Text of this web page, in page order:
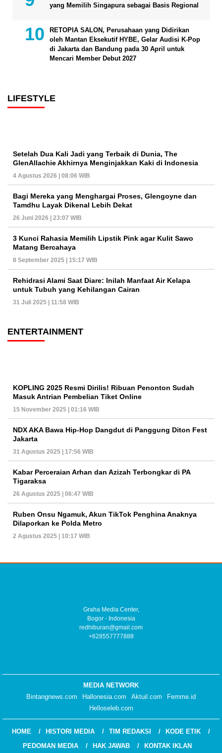
yang Memilih Singapura sebagai Basis Regional
RETOPIA SALON, Perusahaan yang Didirikan
oleh Mantan Eksekutif HYBE, Gelar Audisi K-Pop
di Jakarta dan Bandung pada 30 April untuk
Mencari Member Debut 2027
LIFESTYLE
Setelah Dua Kali Jadi yang Terbaik di Dunia, The
GlenAllachie Akhirnya Menginjakkan Kaki di Indonesia
4 Agustus 2026 | 08:06 WIB
Bagi Mereka yang Menghargai Proses, Glengoyne dan
Tamdhu Layak Dikenal Lebih Dekat
26 Juni 2026 | 23:07 WIB
3 Kunci Rahasia Memilih Lipstik Pink agar Kulit Sawo
Matang Bercahaya
8 September 2025 | 15:17 WIB
Rehidrasi Alami Saat Diare: Inilah Manfaat Air Kelapa
untuk Tubuh yang Kehilangan Cairan
31 Juli 2025 | 11:58 WIB
ENTERTAINMENT
KOPLING 2025 Resmi Dirilis! Ribuan Penonton Sudah
Masuk Antrian Pembelian Tiket Online
15 November 2025 | 01:16 WIB
NDX AKA Bawa Hip-Hop Dangdut di Panggung Diton Fest
Jakarta
31 Agustus 2025 | 17:56 WIB
Kabar Perceraian Arhan dan Azizah Terbongkar di PA
Tigaraksa
26 Agustus 2025 | 06:47 WIB
Ruben Onsu Ngamuk, Akun TikTok Penghina Anaknya
Dilaporkan ke Polda Metro
2 Agustus 2025 | 10:17 WIB
Graha Media Center,
Bogor - Indonesia
redhiburan@gmail.com
+628557777888
MEDIA NETWORK
Bintangnews.com
Hallonesia.com Aktuil.com
Femme.id
Helloseleb.com
HOME HISTORI MEDIA TIM REDAKSI
KODE ETIK
PEDOMAN MEDIA
HAK JAWAB KONTAK IKLAN